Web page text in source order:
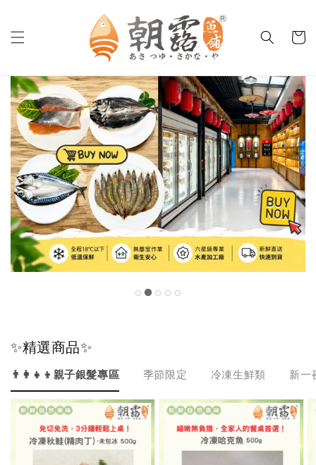
✨精選商品✨
👨‍👩‍👧‍👦親子銀髮專區 季節限定 冷凍生鮮類 新一